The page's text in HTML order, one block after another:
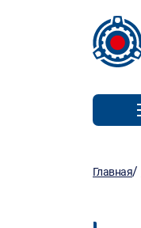
Главная/